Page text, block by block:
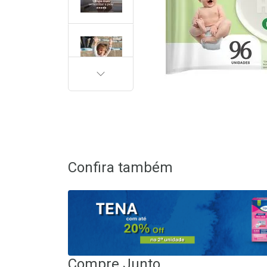
PRÓXIMA
Confira também